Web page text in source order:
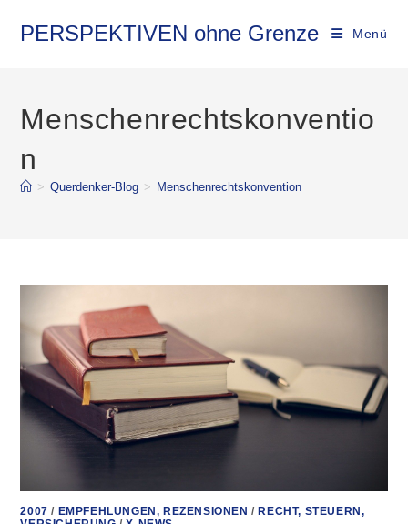
InhaltPERSPEKTIVEN ohne Grenze Menü
Menschenrechtskonventio
n
> Querdenker-Blog > Menschenrechtskonvention
2007 / EMPFEHLUNGEN, REZENSIONEN /RECHT, STEUERN,